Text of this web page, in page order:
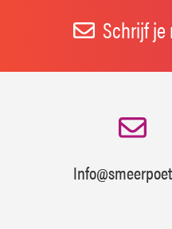
Schrijf je